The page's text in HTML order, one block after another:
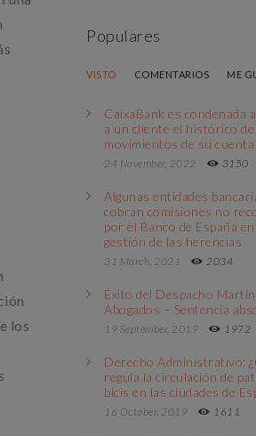
los
Populares
VISTO COMENTARIOS ME
CaixaBank es condenada
a un cliente el histórico de
movimientos de su
24 November, 2022 3150
Algunas entidades
cobran comisiones no
por el Banco de España
gestión de las herencias
31 March, 2021 2034
Éxito del Despacho
Abogados – Sentencia
19 September, 2019 1972
Derecho Administrativo:
regula la circulación de
bicis en las ciudades de
16 October, 2019 1611